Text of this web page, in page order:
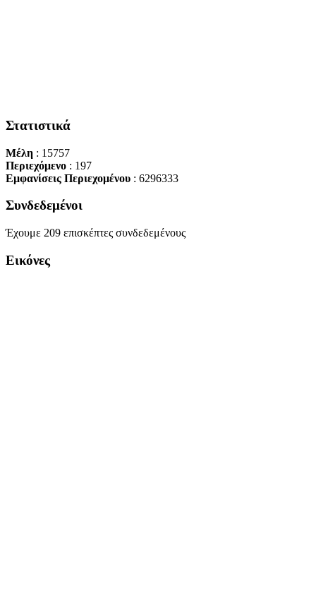
Στατιστικά
Μέλη : 15757
Περιεχόμενο : 197
Εμφανίσεις Περιεχομένου : 6296333
Συνδεδεμένοι
Έχουμε 209 επισκέπτες συνδεδεμένους
Εικόνες